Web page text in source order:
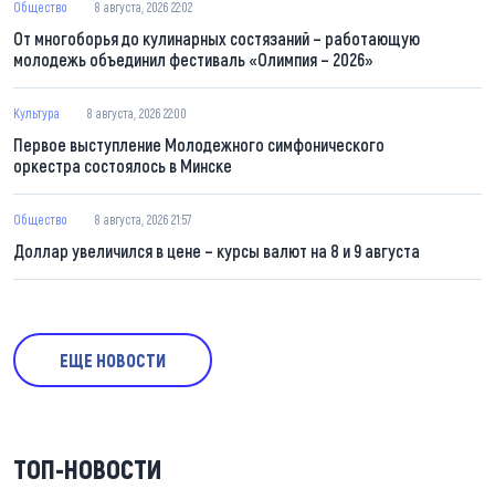
Общество 8 августа, 2026 22:02
От многоборья до кулинарных состязаний – работающую
молодежь объединил фестиваль «Олимпия – 2026»
Культура 8 августа, 2026 22:00
Первое выступление Молодежного симфонического
оркестра состоялось в Минске
Общество 8 августа, 2026 21:57
Доллар увеличился в цене – курсы валют на 8 и 9 августа
ЕЩЕ НОВОСТИ
ТОП-НОВОСТИ